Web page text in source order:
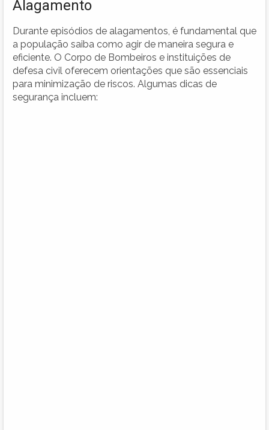
Alagamento
Durante episódios de alagamentos, é fundamental que
a população saiba como agir de maneira segura e
eficiente. O Corpo de Bombeiros e instituições de
defesa civil oferecem orientações que são essenciais
para minimização de riscos. Algumas dicas de
segurança incluem: